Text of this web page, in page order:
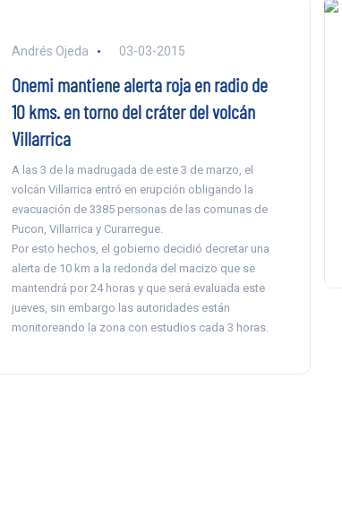
Andrés Ojeda 03-03-2015
Onemi mantiene alerta roja en radio de
10 kms. en torno del cráter del volcán
Villarrica
A las 3 de la madrugada de este 3 de marzo, el
volcán Villarrica entró en erupción obligando la
evacuación de 3385 personas de las comunas de
Pucon, Villarrica y Curarregue.
Por esto hechos, el gobierno decidió decretar una
alerta de 10 km a la redonda del macizo que se
mantendrá por 24 horas y que será evaluada este
jueves, sin embargo las autoridades están
monitoreando la zona con estudios cada 3 horas.